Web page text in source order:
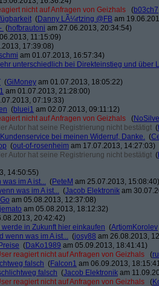
nicht auf Anfragen von Geizhals (b03ch7
(Danny LÃ¼rtzing @FB am
(hofbrautoni am 27.06.2013, 20:34:54)
11:15:09)
17:39:08)
am 01.07.2013, 16:57:34)
unterschiedlich bei Direkteinstieg und über
(GiMoney am 01.07.2013, 18:05:22)
am 01.07.2013, 21:28:00)
07:19:33)
(bluei1 am 02.07.2013, 09:11:12)
nicht auf Anfragen von Geizhals (
Autor hat seine Registrierung nicht bestätigt (
bei meinen Widerruf, Danke. (
(out-of-rosenheim am 17.07.2013, 14:27:03)
Autor hat seine Registrierung nicht bestätigt (
14:50:55)
im A ist... (PeteM am 25.07.2013, 15:08:40)
was im A ist... (Jacob Elektronik am
am 05.08.2013, 12:37:08)
am 05.08.2013, 18:12:32)
20:42:42)
in Zukunft hier einkaufen (ArtjomKorolev
wenn was im A ist... (josy88 am 26.08.2013,
(DaKo1989 am 05.09.2013, 18:41:41)
reagiert nicht auf Anfragen von Geizhals (
falsch (Falcon1 am 06.09.2013,
falsch (Jacob Elektronik am
reagiert nicht auf Anfragen von Geizhals (